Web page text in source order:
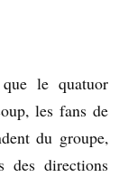
le quatuor
les fans de
du groupe,
des directions